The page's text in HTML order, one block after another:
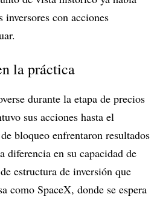
inversores con acciones
la práctica
durante la etapa de precios
sus acciones hasta el
bloqueo enfrentaron resultados
diferencia en su capacidad de
estructura de inversión que
como SpaceX, donde se espera